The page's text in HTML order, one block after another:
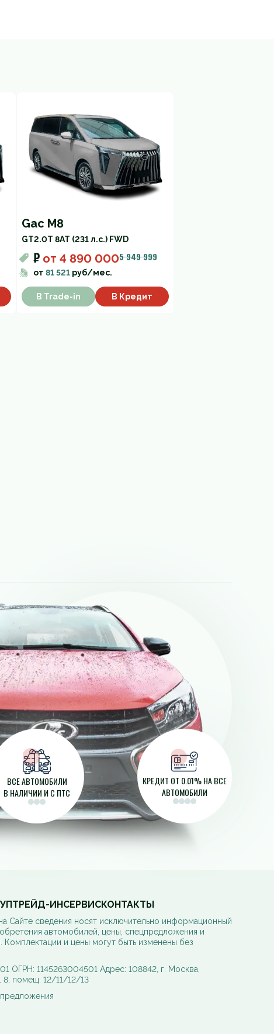
Gac M8
GT2.0T 8AT (231 л.с.) FWD
₽ от 4 890 0005 949 999
от 81 521 руб/мес.
В Trade-in В Кредит
ВСЕ АВТОМОБИЛИ
В НАЛИЧИИ И С ПТС
КРЕДИТ ОТ 0.01% НА ВСЕ
АВТОМОБИЛИ
ТРЕЙД-ИНСЕРВИСКОНТАКТЫ
Сайте сведения носят исключительно информационный
автомобилей, цены, спецпредложения и
и цены могут быть изменены без
1145263004501 Адрес: 108842, г. Москва,
8, помещ. 12/11/12/13